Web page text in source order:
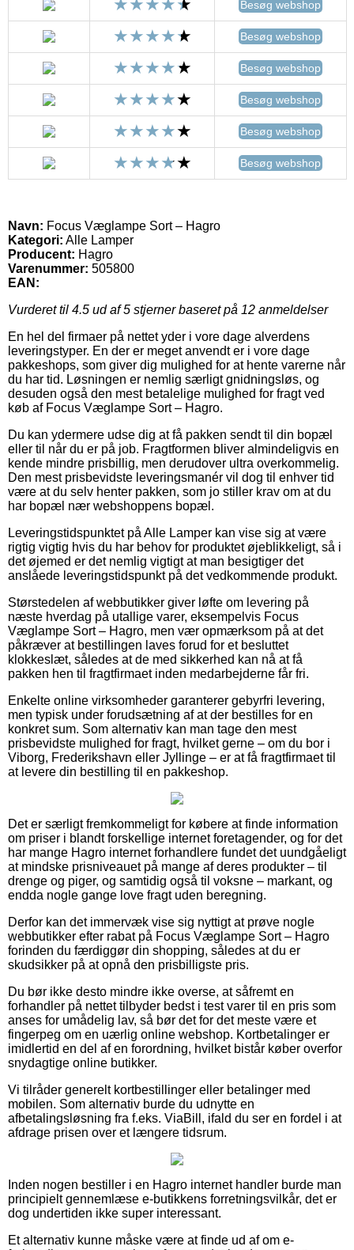
Besøg webshop
Besøg webshop
Besøg webshop
Besøg webshop
Besøg webshop
Besøg webshop
Navn: Focus Væglampe Sort – Hagro
Kategori: Alle Lamper
Producent: Hagro
Varenummer: 505800
EAN:
Vurderet til 4.5 ud af 5 stjerner baseret på 12 anmeldelser
En hel del firmaer på nettet yder i vore dage alverdens
leveringstyper. En der er meget anvendt er i vore dage
pakkeshops, som giver dig mulighed for at hente varerne når
du har tid. Løsningen er nemlig særligt gnidningsløs, og
desuden også den mest betalelige mulighed for fragt ved
køb af Focus Væglampe Sort – Hagro.
Du kan ydermere udse dig at få pakken sendt til din bopæl
eller til når du er på job. Fragtformen bliver almindeligvis en
kende mindre prisbillig, men derudover ultra overkommelig.
Den mest prisbevidste leveringsmanér vil dog til enhver tid
være at du selv henter pakken, som jo stiller krav om at du
har bopæl nær webshoppens bopæl.
Leveringstidspunktet på Alle Lamper kan vise sig at være
rigtig vigtig hvis du har behov for produktet øjeblikkeligt, så i
det øjemed er det nemlig vigtigt at man besigtiger det
anslåede leveringstidspunkt på det vedkommende produkt.
Størstedelen af webbutikker giver løfte om levering på
næste hverdag på utallige varer, eksempelvis Focus
Væglampe Sort – Hagro, men vær opmærksom på at det
påkræver at bestillingen laves forud for et besluttet
klokkeslæt, således at de med sikkerhed kan nå at få
pakken hen til fragtfirmaet inden medarbejderne får fri.
Enkelte online virksomheder garanterer gebyrfri levering,
men typisk under forudsætning af at der bestilles for en
konkret sum. Som alternativ kan man tage den mest
prisbevidste mulighed for fragt, hvilket gerne – om du bor i
Viborg, Frederikshavn eller Jyllinge – er at få fragtfirmaet til
at levere din bestilling til en pakkeshop.
Det er særligt fremkommeligt for købere at finde information
om priser i blandt forskellige internet foretagender, og for det
har mange Hagro internet forhandlere fundet det uundgåeligt
at mindske prisniveauet på mange af deres produkter – til
drenge og piger, og samtidig også til voksne – markant, og
endda nogle gange love fragt uden beregning.
Derfor kan det immervæk vise sig nyttigt at prøve nogle
webbutikker efter rabat på Focus Væglampe Sort – Hagro
forinden du færdiggør din shopping, således at du er
skudsikker på at opnå den prisbilligste pris.
Du bør ikke desto mindre ikke overse, at såfremt en
forhandler på nettet tilbyder bedst i test varer til en pris som
anses for umådelig lav, så bør det for det meste være et
fingerpeg om en uærlig online webshop. Kortbetalinger er
imidlertid en del af en forordning, hvilket bistår køber overfor
snydagtige online butikker.
Vi tilråder generelt kortbestillinger eller betalinger med
mobilen. Som alternativ burde du udnytte en
afbetalingsløsning fra f.eks. ViaBill, ifald du ser en fordel i at
afdrage prisen over et længere tidsrum.
Inden nogen bestiller i en Hagro internet handler burde man
principielt gennemlæse e-butikkens forretningsvilkår, det er
dog undertiden ikke super interessant.
Et alternativ kunne måske være at finde ud af om e-